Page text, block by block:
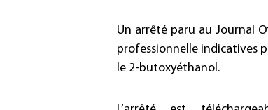
Un arrêté paru au Journal
professionnelle indicatives
le 2-butoxyéthanol.